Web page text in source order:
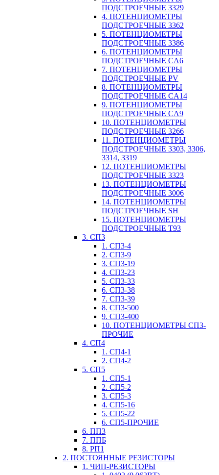
ПОДСТРОЕЧНЫЕ 3329
4. ПОТЕНЦИОМЕТРЫ
ПОДСТРОЕЧНЫЕ 3362
5. ПОТЕНЦИОМЕТРЫ
ПОДСТРОЕЧНЫЕ 3386
6. ПОТЕНЦИОМЕТРЫ
ПОДСТРОЕЧНЫЕ CA6
7. ПОТЕНЦИОМЕТРЫ
ПОДСТРОЕЧНЫЕ PV
8. ПОТЕНЦИОМЕТРЫ
ПОДСТРОЕЧНЫЕ CA14
9. ПОТЕНЦИОМЕТРЫ
ПОДСТРОЕЧНЫЕ CA9
10. ПОТЕНЦИОМЕТРЫ
ПОДСТРОЕЧНЫЕ 3266
11. ПОТЕНЦИОМЕТРЫ
ПОДСТРОЕЧНЫЕ 3303, 3306,
3314, 3319
12. ПОТЕНЦИОМЕТРЫ
ПОДСТРОЕЧНЫЕ 3323
13. ПОТЕНЦИОМЕТРЫ
ПОДСТРОЕЧНЫЕ 3006
14. ПОТЕНЦИОМЕТРЫ
ПОДСТРОЕЧНЫЕ SH
15. ПОТЕНЦИОМЕТРЫ
ПОДСТРОЕЧНЫЕ Т93
3. СП3
1. СП3-4
2. СП3-9
3. СП3-19
4. СП3-23
5. СП3-33
6. СП3-38
7. СП3-39
8. СП3-500
9. СП3-400
10. ПОТЕНЦИОМЕТРЫ СП3-
ПРОЧИЕ
4. СП4
1. СП4-1
2. СП4-2
5. СП5
1. СП5-1
2. СП5-2
3. СП5-3
4. СП5-16
5. СП5-22
6. СП5-ПРОЧИЕ
6. ПП3
7. ППБ
8. РП1
2. ПОСТОЯННЫЕ РЕЗИСТОРЫ
1. ЧИП-РЕЗИСТОРЫ